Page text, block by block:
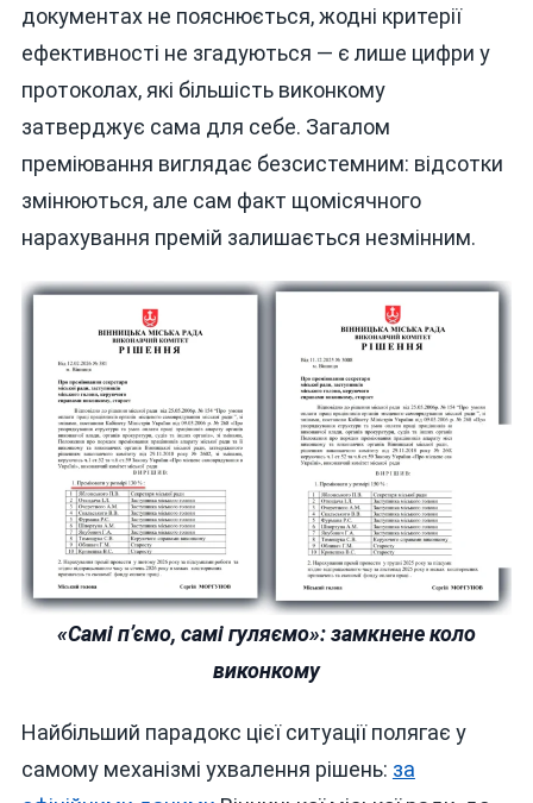
документах не пояснюється, жодні критерії
ефективності не згадуються — є лише цифри у
протоколах, які більшість виконкому
затверджує сама для себе. Загалом
преміювання виглядає безсистемним: відсотки
змінюються, але сам факт щомісячного
нарахування премій залишається незмінним.
«Самі п’ємо, самі гуляємо»: замкнене коло
виконкому
Найбільший парадокс цієї ситуації полягає у
самому механізмі ухвалення рішень: за